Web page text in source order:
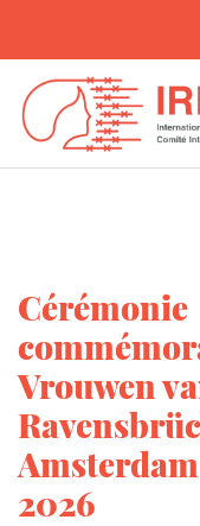
Cérémonie
Vrouwen
2026